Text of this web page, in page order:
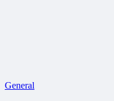
General